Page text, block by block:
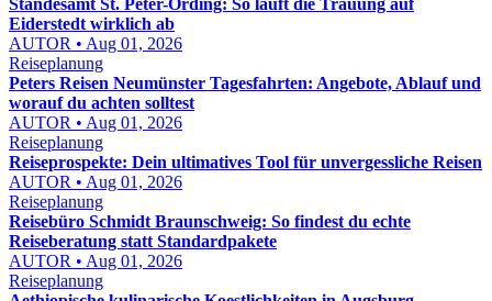
Standesamt St. Peter-Ording: So läuft die Trauung auf
Eiderstedt wirklich ab
AUTOR • Aug 01, 2026
Reiseplanung
Peters Reisen Neumünster Tagesfahrten: Angebote, Ablauf und
worauf du achten solltest
AUTOR • Aug 01, 2026
Reiseplanung
Reiseprospekte: Dein ultimatives Tool für unvergessliche Reisen
AUTOR • Aug 01, 2026
Reiseplanung
Reisebüro Schmidt Braunschweig: So findest du echte
Reiseberatung statt Standardpakete
AUTOR • Aug 01, 2026
Reiseplanung